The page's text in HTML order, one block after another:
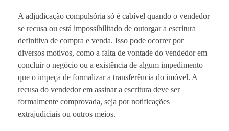
A adjudicação compulsória só é cabível quando o vendedor
se recusa ou está impossibilitado de outorgar a escritura
definitiva de compra e venda. Isso pode ocorrer por
diversos motivos, como a falta de vontade do vendedor em
concluir o negócio ou a existência de algum impedimento
que o impeça de formalizar a transferência do imóvel. A
recusa do vendedor em assinar a escritura deve ser
formalmente comprovada, seja por notificações
extrajudiciais ou outros meios.